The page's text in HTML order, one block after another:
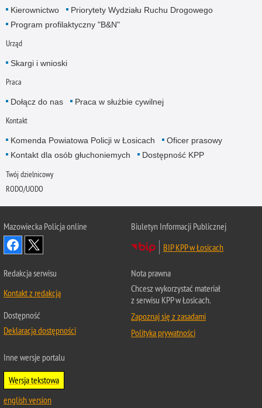
Kierownictwo
Priorytety Wydziału Ruchu Drogowego
Program profilaktyczny "B&N"
Urząd
Skargi i wnioski
Praca
Dołącz do nas Praca w służbie cywilnej
Kontakt
Komenda Powiatowa Policji w Łosicach
Oficer prasowy
Kontakt dla osób głuchoniemych
Dostępność KPP
Twój dzielnicowy
RODO/UODO
Mazowiecka Policja online
Biuletyn Informacji Publicznej
BIP KPP w Łosicach
Redakcja serwisu
Kontakt z redakcją
Dostępność
Deklaracja dostępności
Nota prawna
Chcesz wykorzystać materiał
z serwisu KPP w Łosicach.
Zapoznaj się z zasadami
Polityka prywatności
Inne wersje portalu
Wersja tekstowa
english version